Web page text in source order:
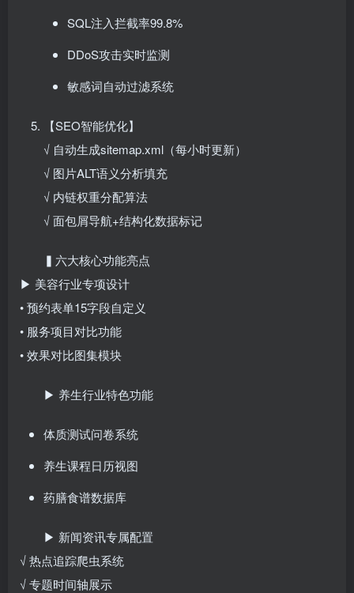
SQL注入拦截率99.8%
DDoS攻击实时监测
敏感词自动过滤系统
【SEO智能优化】
√ 自动生成sitemap.xml（每小时更新）
√ 图片ALT语义分析填充
√ 内链权重分配算法
√ 面包屑导航+结构化数据标记
▍六大核心功能亮点
▶ 美容行业专项设计
• 预约表单15字段自定义
• 服务项目对比功能
• 效果对比图集模块
▶ 养生行业特色功能
体质测试问卷系统
养生课程日历视图
药膳食谱数据库
▶ 新闻资讯专属配置
√ 热点追踪爬虫系统
√ 专题时间轴展示